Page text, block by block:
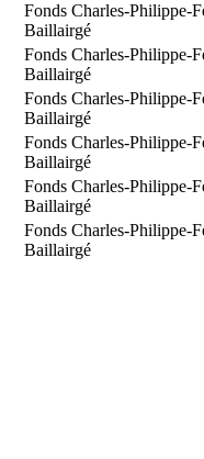
Fonds Charles-Philippe-
Baillairgé
Fonds Charles-Philippe-
Baillairgé
Fonds Charles-Philippe-
Baillairgé
Fonds Charles-Philippe-
Baillairgé
Fonds Charles-Philippe-
Baillairgé
Fonds Charles-Philippe-
Baillairgé